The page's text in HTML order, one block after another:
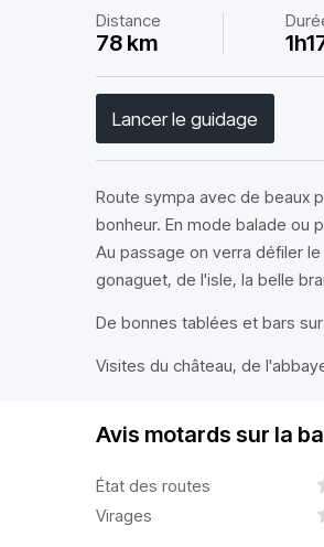
Distance
78 km
Lancer le guidage
Route sympa avec de beaux
bonheur. En mode balade ou
Au passage on verra défiler
gonaguet, de l'isle, la belle
De bonnes tablées et bars
Visites du château, de
Avis motards sur la
État des routes
Virages